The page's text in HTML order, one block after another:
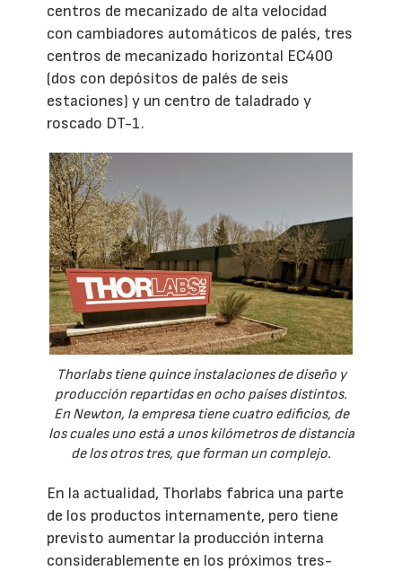
centros de mecanizado de alta velocidad
con cambiadores automáticos de palés, tres
centros de mecanizado horizontal EC400
(dos con depósitos de palés de seis
estaciones) y un centro de taladrado y
roscado DT-1.
Thorlabs tiene quince instalaciones de diseño y
producción repartidas en ocho países distintos.
En Newton, la empresa tiene cuatro edificios, de
los cuales uno está a unos kilómetros de distancia
de los otros tres, que forman un complejo.
En la actualidad, Thorlabs fabrica una parte
de los productos internamente, pero tiene
previsto aumentar la producción interna
considerablemente en los próximos tres-